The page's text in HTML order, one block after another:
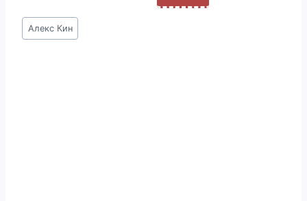
Метки
записи:
Алекс Кин